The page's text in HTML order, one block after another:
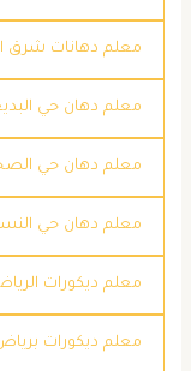
معلم دهانات شرق
معلم دهان حي
معلم دهان حي
معلم دهان حي
معلم ديكورات
معلم ديكورات